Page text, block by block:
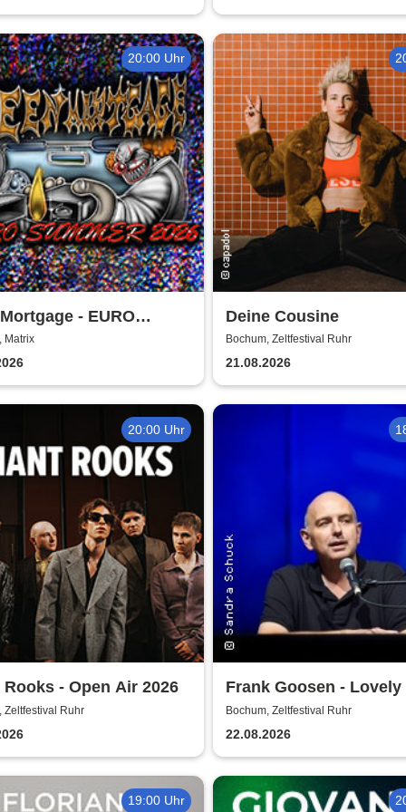
20:00 Uhr
- EURO
2026
Matrix
Deine Cousine
Bochum, Zeltfestival Ruhr
21.08.2026
20:00 Uhr
Rooks - Open Air 2026
Zeltfestival Ruhr
Frank Goosen - Lovely
Bochum, Zeltfestival Ruhr
22.08.2026
19:00 Uhr